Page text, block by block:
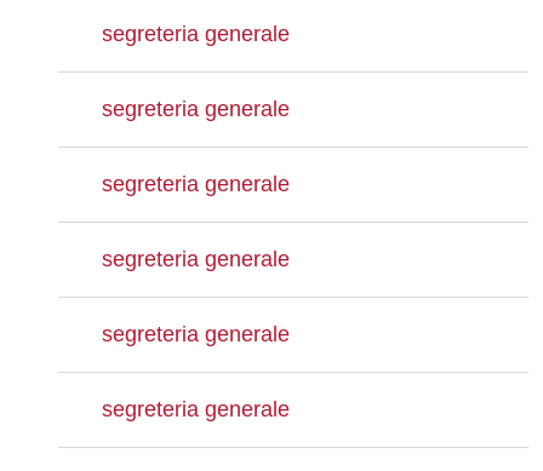
segreteria generale
segreteria generale
segreteria generale
segreteria generale
segreteria generale
segreteria generale